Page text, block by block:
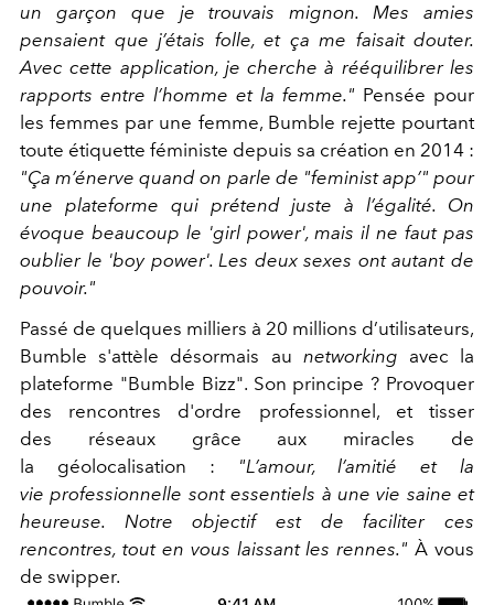
un garçon que je trouvais mignon. Mes amies
pensaient que j’étais folle, et ça me faisait douter.
Avec cette application, je cherche à rééquilibrer les
rapports entre l’homme et la femme." Pensée pour
les femmes par une femme, Bumble rejette pourtant
toute étiquette féministe depuis sa création en 2014 :
"Ça m’énerve quand on parle de "feminist app’" pour
une plateforme qui prétend juste à l’égalité. On
évoque beaucoup le 'girl power', mais il ne faut pas
oublier le 'boy power'. Les deux sexes ont autant de
pouvoir."
Passé de quelques milliers à 20 millions d’utilisateurs,
Bumble s'attèle désormais au networking avec la
plateforme "Bumble Bizz". Son principe ? Provoquer
des rencontres d'ordre professionnel, et tisser
des réseaux grâce aux miracles de
la géolocalisation :
"L’amour, l’amitié et la
vie professionnelle sont essentiels à une vie saine et
heureuse. Notre objectif est de faciliter ces
rencontres, tout en vous laissant les rennes."À vous
de swipper.